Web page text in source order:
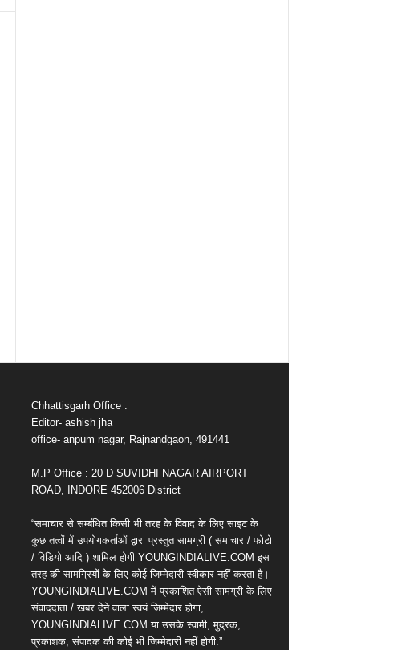
Chhattisgarh Office :
Editor- ashish jha
office- anpum nagar, Rajnandgaon, 491441
M.P Office : 20 D SUVIDHI NAGAR AIRPORT
ROAD, INDORE 452006 District
“समाचार से सम्बंधित किसी भी तरह के विवाद के लिए साइट के
कुछ तत्वों में उपयोगकर्ताओं द्वारा प्रस्तुत सामग्री ( समाचार / फोटो
/ विडियो आदि ) शामिल होगी YOUNGINDIALIVE.COM इस
तरह की सामग्रियों के लिए कोई जिम्मेदारी स्वीकार नहीं करता है।
YOUNGINDIALIVE.COM में प्रकाशित ऐसी सामग्री के लिए
संवाददाता / खबर देने वाला स्वयं जिम्मेदार होगा,
YOUNGINDIALIVE.COM या उसके स्वामी, मुद्रक,
प्रकाशक, संपादक की कोई भी जिम्मेदारी नहीं होगी.”